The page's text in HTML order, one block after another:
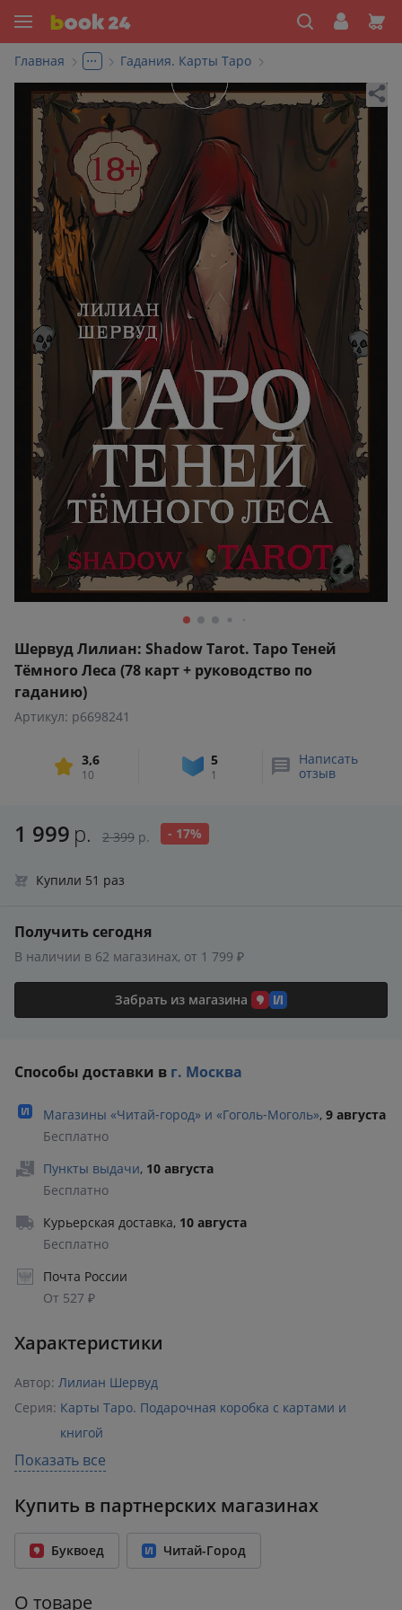
Главная ... Гадания. Карты Таро
Шервуд Лилиан: Shadow Tarot. Таро Теней
Тёмного Леса (78 карт + руководство по
гаданию)
Артикул: p6698241
3,6
10
5
1
Написать
отзыв
1 999 р. 2 399 р. - 17%
Купили 51 раз
Получить сегодня
В наличии в 62 магазинах, от 1 799 ₽
Забрать из магазина
Способы доставки в г. Москва
Магазины «Читай‑город» и «Гоголь‑Моголь», 9 августа
Бесплатно
Пункты выдачи, 10 августа
Бесплатно
Курьерская доставка, 10 августа
Бесплатно
Почта России
От 527 ₽
Характеристики
Автор: Лилиан Шервуд
Серия: Карты Таро. Подарочная коробка с картами и
книгой
Раздел: Гадания. Карты Таро
ISBN: 978-5-17-152306-0
Возрастное ограничение: 18+
Количество страниц: 160
Показать все
Купить в партнерских магазинах
Буквоед Читай-Город
О товаре